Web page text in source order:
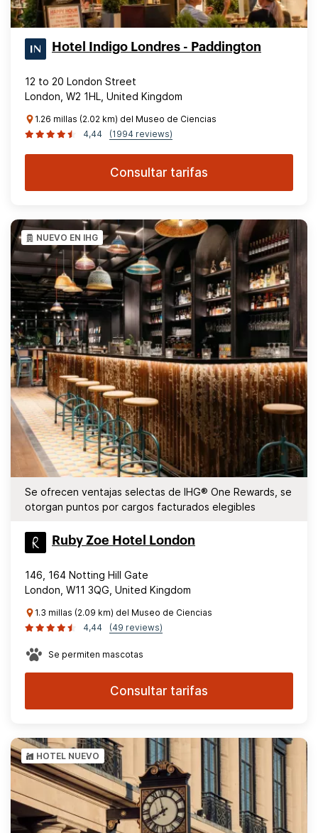
Hotel Indigo Londres - Paddington
12 to 20 London Street
London, W2 1HL, United Kingdom
1.26 millas (2.02 km) del Museo de Ciencias
4,44
(1994 reviews)
Consultar tarifas
NUEVO EN IHG
Se ofrecen ventajas selectas de IHG® One Rewards, se
otorgan puntos por cargos facturados elegibles
Ruby Zoe Hotel London
146, 164 Notting Hill Gate
London, W11 3QG, United Kingdom
1.3 millas (2.09 km) del Museo de Ciencias
4,44
(49 reviews)
Se permiten mascotas
Consultar tarifas
HOTEL NUEVO